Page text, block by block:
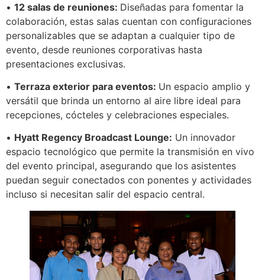
• 12 salas de reuniones: Diseñadas para fomentar la
colaboración, estas salas cuentan con configuraciones
personalizables que se adaptan a cualquier tipo de
evento, desde reuniones corporativas hasta
presentaciones exclusivas.
• Terraza exterior para eventos: Un espacio amplio y
versátil que brinda un entorno al aire libre ideal para
recepciones, cócteles y celebraciones especiales.
• Hyatt Regency Broadcast Lounge: Un innovador
espacio tecnológico que permite la transmisión en vivo
del evento principal, asegurando que los asistentes
puedan seguir conectados con ponentes y actividades
incluso si necesitan salir del espacio central.